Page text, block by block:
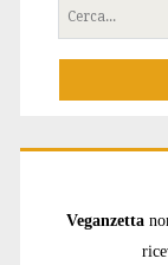
Cerca
per:
Veganzetta